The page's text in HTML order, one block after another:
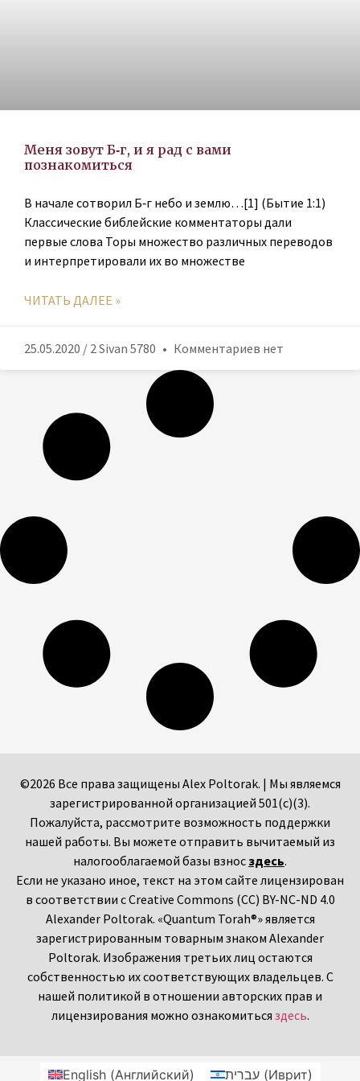
Меня зовут Б‑г, и я рад с вами
познакомиться
В начале сотворил Б‑г небо и землю…[1] (Бытие 1:1)
Классические библейские комментаторы дали
первые слова Торы множество различных переводов
и интерпретировали их во множестве
ЧИТАТЬ ДАЛЕЕ »
25.05.2020 / 2 Sivan 5780 Комментариев нет
©2026 Все права защищены Alex Poltorak. | Мы являемся
зарегистрированной организацией 501(c)(3).
Пожалуйста, рассмотрите возможность поддержки
нашей работы. Вы можете отправить вычитаемый из
налогооблагаемой базы взнос здесь.
Если не указано иное, текст на этом сайте лицензирован
в соответствии с Creative Commons (CC) BY-NC-ND 4.0
Alexander Poltorak. «Quantum Torah®» является
зарегистрированным товарным знаком Alexander
Poltorak. Изображения третьих лиц остаются
собственностью их соответствующих владельцев. С
нашей политикой в отношении авторских прав и
лицензирования можно ознакомиться здесь.
English(Английский) עברית(Иврит)